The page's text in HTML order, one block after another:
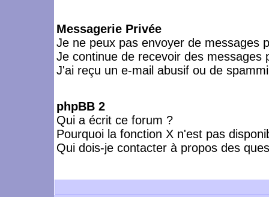
Messagerie Privée
Je ne peux pas envoyer de messages
Je continue de recevoir des messages
J'ai reçu un e-mail abusif ou de
phpBB 2
Qui a écrit ce forum ?
Pourquoi la fonction X n'est pas
Qui dois-je contacter à propos des